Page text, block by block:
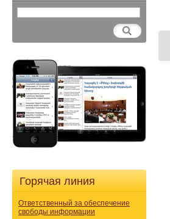
Горячая линия
Ответственный за обеспечение
свободы информации